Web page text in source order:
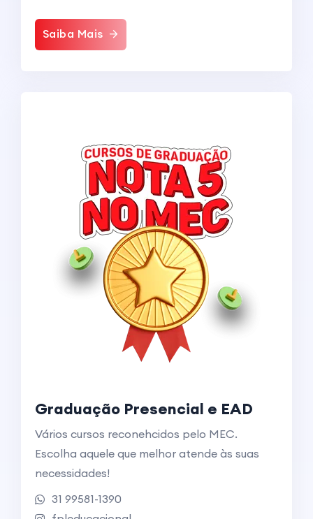
Saiba Mais
Graduação Presencial e EAD
Vários cursos reconehcidos pelo MEC.
Escolha aquele que melhor atende às suas
necessidades!
31 99581-1390